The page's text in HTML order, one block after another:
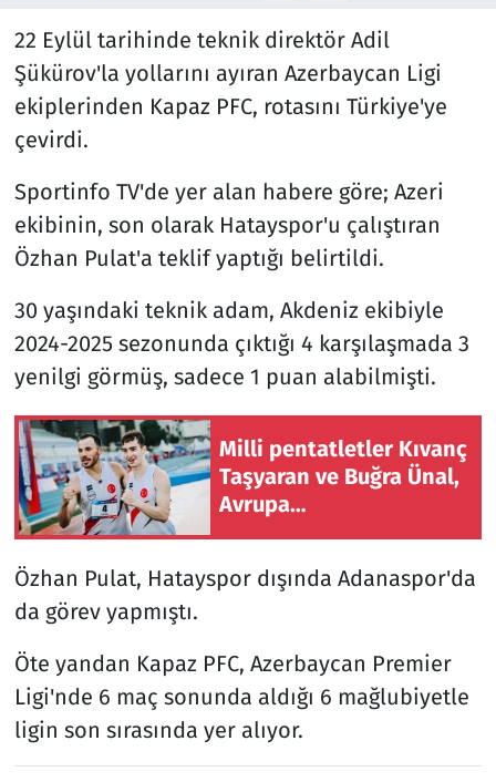
22 Eylül tarihinde teknik direktör Adil
Şükürov'la yollarını ayıran Azerbaycan Ligi
ekiplerinden Kapaz PFC, rotasını Türkiye'ye
çevirdi.
Sportinfo TV'de yer alan habere göre; Azeri
ekibinin, son olarak Hatayspor'u çalıştıran
Özhan Pulat'a teklif yaptığı belirtildi.
30 yaşındaki teknik adam, Akdeniz ekibiyle
2024-2025 sezonunda çıktığı 4 karşılaşmada 3
yenilgi görmüş, sadece 1 puan alabilmişti.
Milli pentatletler Kıvanç
Taşyaran ve Buğra Ünal,
Avrupa
Özhan Pulat, Hatayspor dışında Adanaspor'da
da görev yapmıştı.
Öte yandan Kapaz PFC, Azerbaycan Premier
Ligi'nde 6 maç sonunda aldığı 6 mağlubiyetle
ligin son sırasında yer alıyor.
Spor
Teknoloji ve Bilim
Televizyon